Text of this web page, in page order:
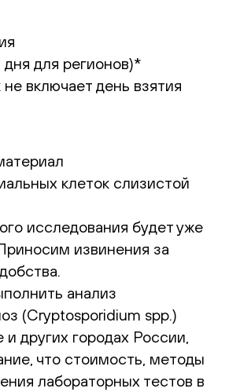
дня для регионов)*
включает день взятия
клеток слизистой
исследования будет уже
извинения за
анализ
(Cryptosporidium spp.)
других городах России,
что стоимость, методы
лабораторных тестов в